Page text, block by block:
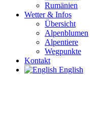
Rumänien
Wetter & Infos
Übersicht
Alpenblumen
Alpentiere
Wegpunkte
Kontakt
English